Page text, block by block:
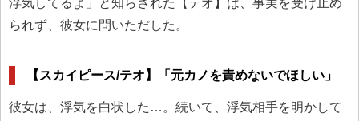
られず、彼女に問いただした。
【スカイピース/テオ】「元カノを責めないでほしい」
彼女は、浮気を白状した…。続いて、浮気相手を明かして